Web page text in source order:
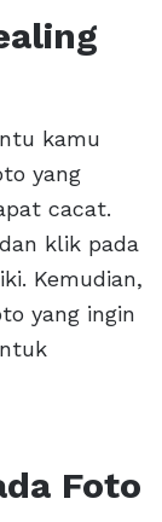
kamu
yang
cacat.
klik pada
Kemudian,
yang ingin
Foto